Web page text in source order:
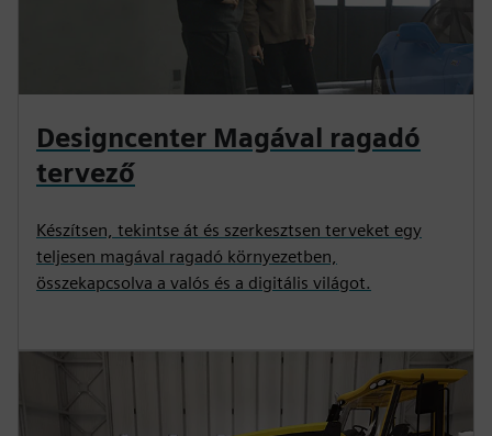
Designcenter Magával ragadó
tervező
Készítsen, tekintse át és szerkesztsen terveket egy
teljesen magával ragadó környezetben,
összekapcsolva a valós és a digitális világot.